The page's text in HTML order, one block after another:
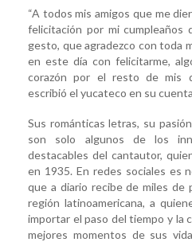
“A todos mis amigos que me
felicitación por mi cumpleaños
gesto, que agradezco con toda
en este día con felicitarme,
corazón por el resto de mis
escribió el yucateco en su
Sus románticas letras, su
son solo algunos de los
destacables del cantautor,
en 1935. En redes sociales es
que a diario recibe de miles de
región latinoamericana, a
importar el paso del tiempo y la
mejores momentos de sus